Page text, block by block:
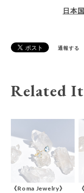
日本
通報する
Related
《Roma Jewelry》